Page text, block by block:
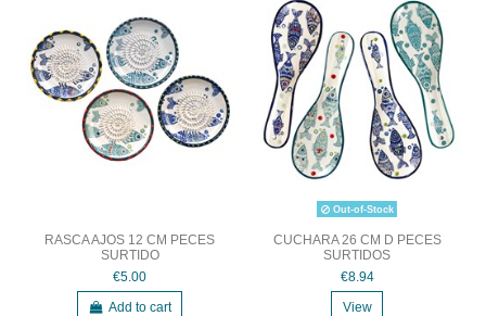
RASCA AJOS 12 CM PECES
SURTIDO
€5.00
Add to cart
Out-of-Stock
CUCHARA 26 CM D PECES
SURTIDOS
€8.94
View